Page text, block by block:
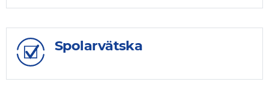
Spolarvätska